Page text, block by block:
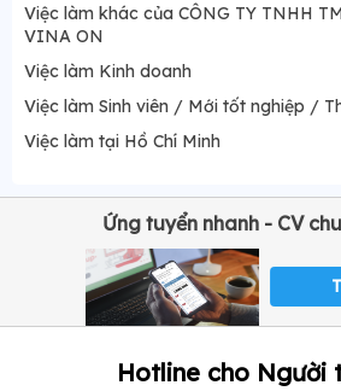
Việc làm khác của CÔNG TY TNHH
VINA ON
Việc làm Kinh doanh
Việc làm Sinh viên / Mới tốt nghiệp /
Việc làm tại Hồ Chí Minh
Ứng tuyển nhanh - CV
Hotline cho Người